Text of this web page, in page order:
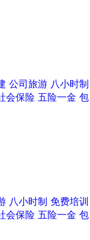
公司旅游 八小时制
会保险 五险一金 包
八小时制 免费培训
会保险 五险一金 包